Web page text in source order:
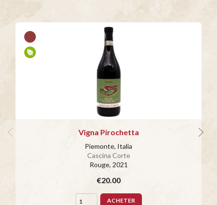
Vigna Pirochetta
Piemonte, Italia
Cascina Corte
Rouge, 2021
€20.00
ACHETER